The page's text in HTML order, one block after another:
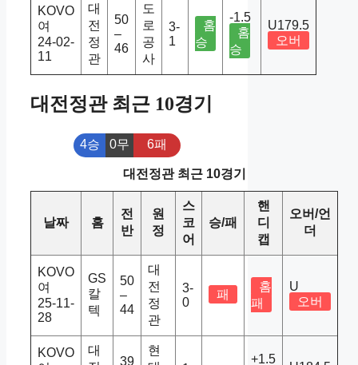
KOVO
여
24-02-
11
대
전
정
관
50
–
46
도
로
공
사
3-
1
홈
승
-1.5
홈
승
U179.5
오버
대전정관 최근 10경기
4승 0무 6패
대전정관 최근 10경기
날짜 홈
전
반
원
정
스
코
어
승/패
핸
디
캡
오버/언
더
KOVO
여
25-11-
28
GS
칼
텍
50
–
44
대
전
정
관
3-
0
패
홈
패
U
오버
KOVO
대
39
현
+1.5